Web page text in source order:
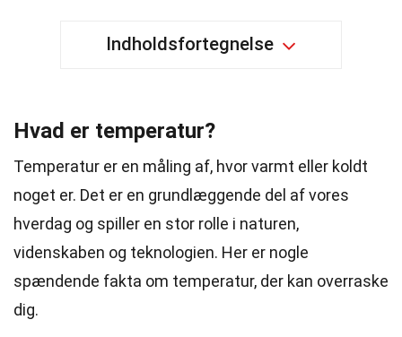
Indholdsfortegnelse
Hvad er temperatur?
Temperatur er en måling af, hvor varmt eller koldt
noget er. Det er en grundlæggende del af vores
hverdag og spiller en stor rolle i naturen,
videnskaben og teknologien. Her er nogle
spændende fakta om temperatur, der kan overraske
dig.